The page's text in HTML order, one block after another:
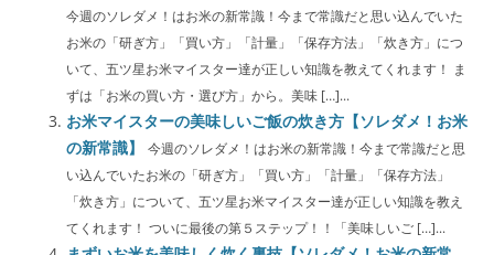
今週のソレダメ！はお米の新常識！今まで常識だと思い込んでいた
お米の「研ぎ方」「買い方」「計量」「保存方法」「炊き方」につ
いて、五ツ星お米マイスター達が正しい知識を教えてくれます！ ま
ずは「お米の買い方・選び方」から。美味 […]...
お米マイスターの美味しいご飯の炊き方【ソレダメ！お米
の新常識】
今週のソレダメ！はお米の新常識！今まで常識だと思
い込んでいたお米の「研ぎ方」「買い方」「計量」「保存方法」
「炊き方」について、五ツ星お米マイスター達が正しい知識を教え
てくれます！ ついに最後の第５ステップ！！「美味しいご […]...